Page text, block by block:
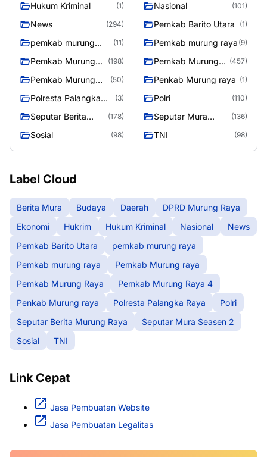
Hukum Kriminal (1) Nasional (101)
News (294) Pemkab Barito Utara (1)
pemkab murung
(11) Pemkab murung raya (9)
Pemkab Murung
(198)
Pemkab Murung
(457)
Pemkab Murung
(50) Penkab Murung raya (1)
Polresta Palangka
(3) Polri (110)
Seputar Berita
(178)
Seputar Mura
(136)
Sosial (98) TNI (98)
Label Cloud
Berita Mura Budaya Daerah
DPRD Murung Raya
Ekonomi
Hukrim Hukum Kriminal Nasional
News
Pemkab Barito Utara
pemkab murung raya
Pemkab murung raya
Pemkab Murung raya
Pemkab Murung Raya
Pemkab Murung Raya 4
Penkab Murung raya
Polresta Palangka Raya
Polri
Seputar Berita Murung Raya
Seputar Mura Seasen 2
Sosial
TNI
Link Cepat
Jasa Pembuatan Website
Jasa Pembuatan Legalitas